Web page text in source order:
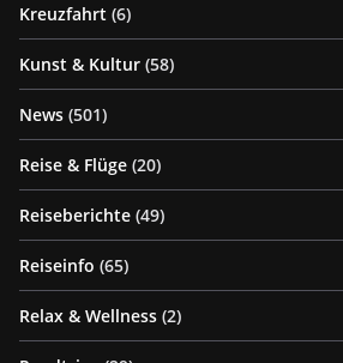
Kreuzfahrt (6)
Kunst & Kultur (58)
News (501)
Reise & Flüge (20)
Reiseberichte (49)
Reiseinfo (65)
Relax & Wellness (2)